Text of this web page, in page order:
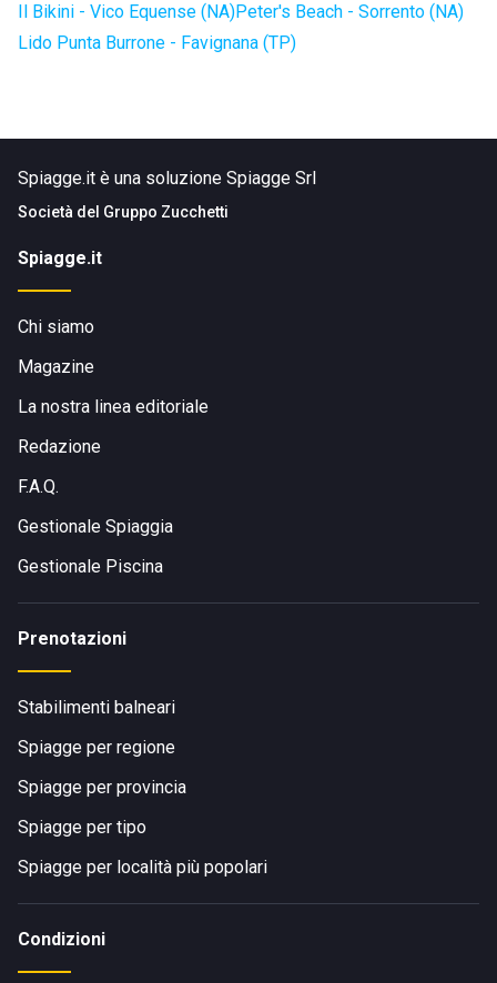
Il Bikini - Vico Equense (NA)Peter's Beach - Sorrento (NA)
Lido Punta Burrone - Favignana (TP)
Spiagge.it è una soluzione Spiagge Srl
Società del Gruppo Zucchetti
Spiagge.it
Chi siamo
Magazine
La nostra linea editoriale
Redazione
F.A.Q.
Gestionale Spiaggia
Gestionale Piscina
Prenotazioni
Stabilimenti balneari
Spiagge per regione
Spiagge per provincia
Spiagge per tipo
Spiagge per località più popolari
Condizioni